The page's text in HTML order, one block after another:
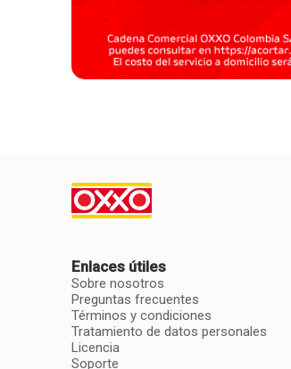
Enlaces útiles
Sobre nosotros
Preguntas frecuentes
Términos y condiciones
Tratamiento de datos personales
Licencia
Soporte